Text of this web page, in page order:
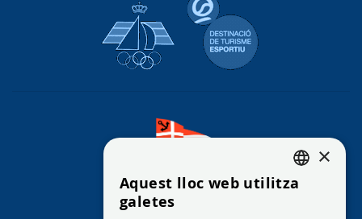
CONTACTE
CATALAN
×
Aquest lloc web utilitza
galetes